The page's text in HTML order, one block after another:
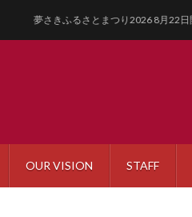
OUR VISION STAFF
ふるさとまつり2026 8月22日開催